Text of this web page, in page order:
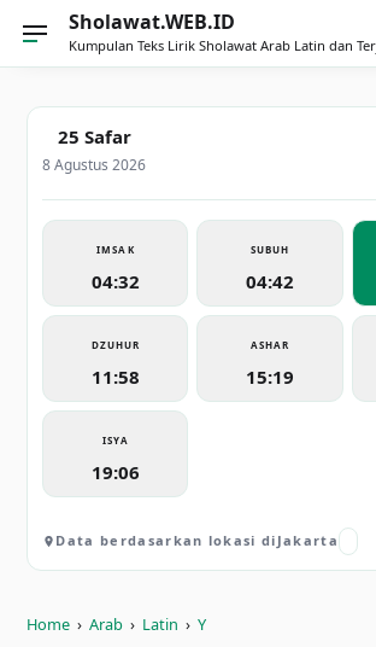
Sholawat.WEB.ID
Kumpulan Teks Lirik Sholawat Arab Latin dan
25 Safar
8 Agustus 2026
IMSAK
04:32
SUBUH
04:42
DZUHUR
11:58
ASHAR
15:19
ISYA
19:06
Data berdasarkan lokasi di Jakarta
Home ›Arab › Latin ›Y